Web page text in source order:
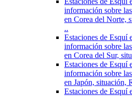
información sobre
en Corea del Norte,
..
Estaciones de Esquí
información sobre
en Corea del Sur,
Estaciones de Esquí
información sobre
en Japón, situación,
Estaciones de Esquí